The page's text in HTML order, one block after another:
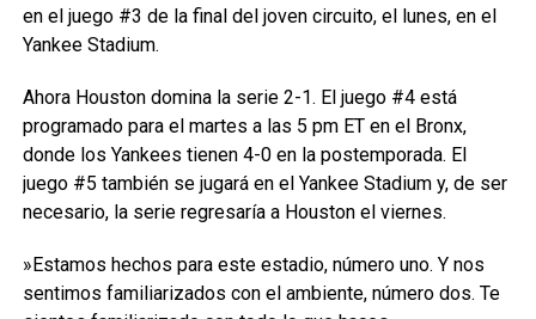
en el juego #3 de la final del joven circuito, el lunes, en el
Yankee Stadium.
Ahora Houston domina la serie 2-1. El juego #4 está
programado para el martes a las 5 pm ET en el Bronx,
donde los Yankees tienen 4-0 en la postemporada. El
juego #5 también se jugará en el Yankee Stadium y, de ser
necesario, la serie regresaría a Houston el viernes.
»Estamos hechos para este estadio, número uno. Y nos
sentimos familiarizados con el ambiente, número dos. Te